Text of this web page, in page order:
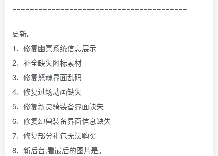
========================================
更新。
1、修复幽冥系统信息展示
2、补全缺失图标素材
3、修复怒魂界面乱码
4、修复过场动画缺失
5、修复新灵骑装备界面缺失
6、修复幻兽装备界面信息缺失
7、修复部分礼包无法购买
8、新后台,看最后的图片是。